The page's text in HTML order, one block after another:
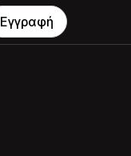
Εγγραφή